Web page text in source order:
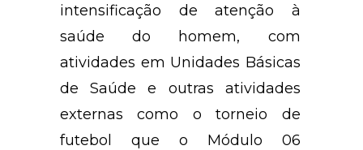
intensificação de atenção à
saúde do homem, com
atividades em Unidades Básicas
de Saúde e outras atividades
externas como o torneio de
futebol que o Módulo 06